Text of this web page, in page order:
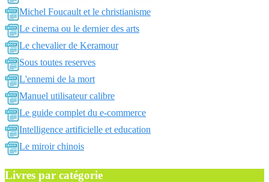
Michel Foucault et le christianisme
Le cinema ou le dernier des arts
Le chevalier de Keramour
Sous toutes reserves
L'ennemi de la mort
Manuel utilisateur calibre
Le guide complet du e-commerce
Intelligence artificielle et education
Le miroir chinois
Livres par catégorie